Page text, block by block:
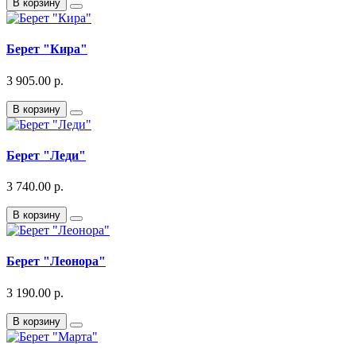
В корзину
Берет "Кира"
3 905.00 р.
В корзину
Берет "Леди"
3 740.00 р.
В корзину
Берет "Леонора"
3 190.00 р.
В корзину